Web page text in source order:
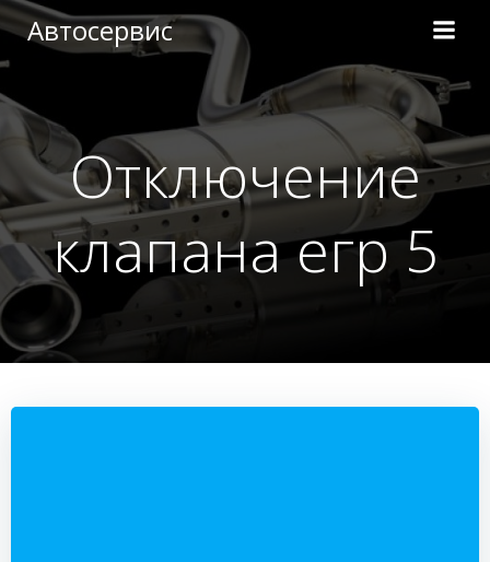
к
содержимому
Автосервис
Отключение
клапана егр 5